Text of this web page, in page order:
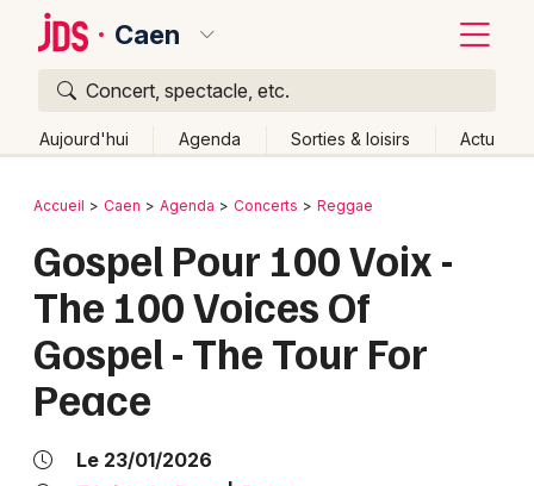
Caen
Concert, spectacle, etc.
Aujourd'hui Agenda Sorties & loisirs Actu
Publier un événement
Grands événements
Activité & Expérience
Manifestations
Bordeaux
Colmar
Lille
Lyon
Marseille
Retour
Accueil Caen Agenda Concerts Reggae
Gospel Pour 100 Voix -
The 100 Voices Of
Gospel - The Tour For
Peace
Le 23/01/2026
Quoi ?
Où ?
Partout
Près de moi Changer de lieu
Quand ?
Effacer les dates
Aujourd'hui
Demain Ce week-end Autre